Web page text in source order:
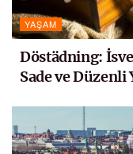
YAŞAM
Döstädning:
Sade ve Düzenli